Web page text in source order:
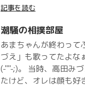
記事を読む
潮騒の相撲部屋
あまちゃんが終わって
づえ」も歌ってたよな
(-""-;)。 当時、高田み
たけど、オレは顔も好